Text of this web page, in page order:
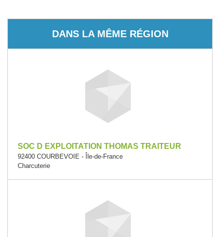
DANS LA MÊME RÉGION
SOC D EXPLOITATION THOMAS TRAITEUR
92400 COURBEVOIE - Île-de-France
Charcuterie